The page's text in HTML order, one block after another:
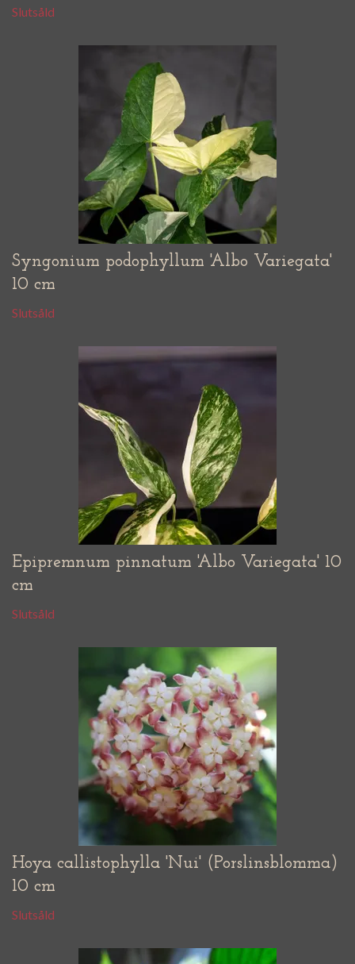
Slutsåld
Syngonium podophyllum 'Albo Variegata'
10 cm
Slutsåld
Epipremnum pinnatum 'Albo Variegata' 10
cm
Slutsåld
Hoya callistophylla 'Nui' (Porslinsblomma)
10 cm
Slutsåld